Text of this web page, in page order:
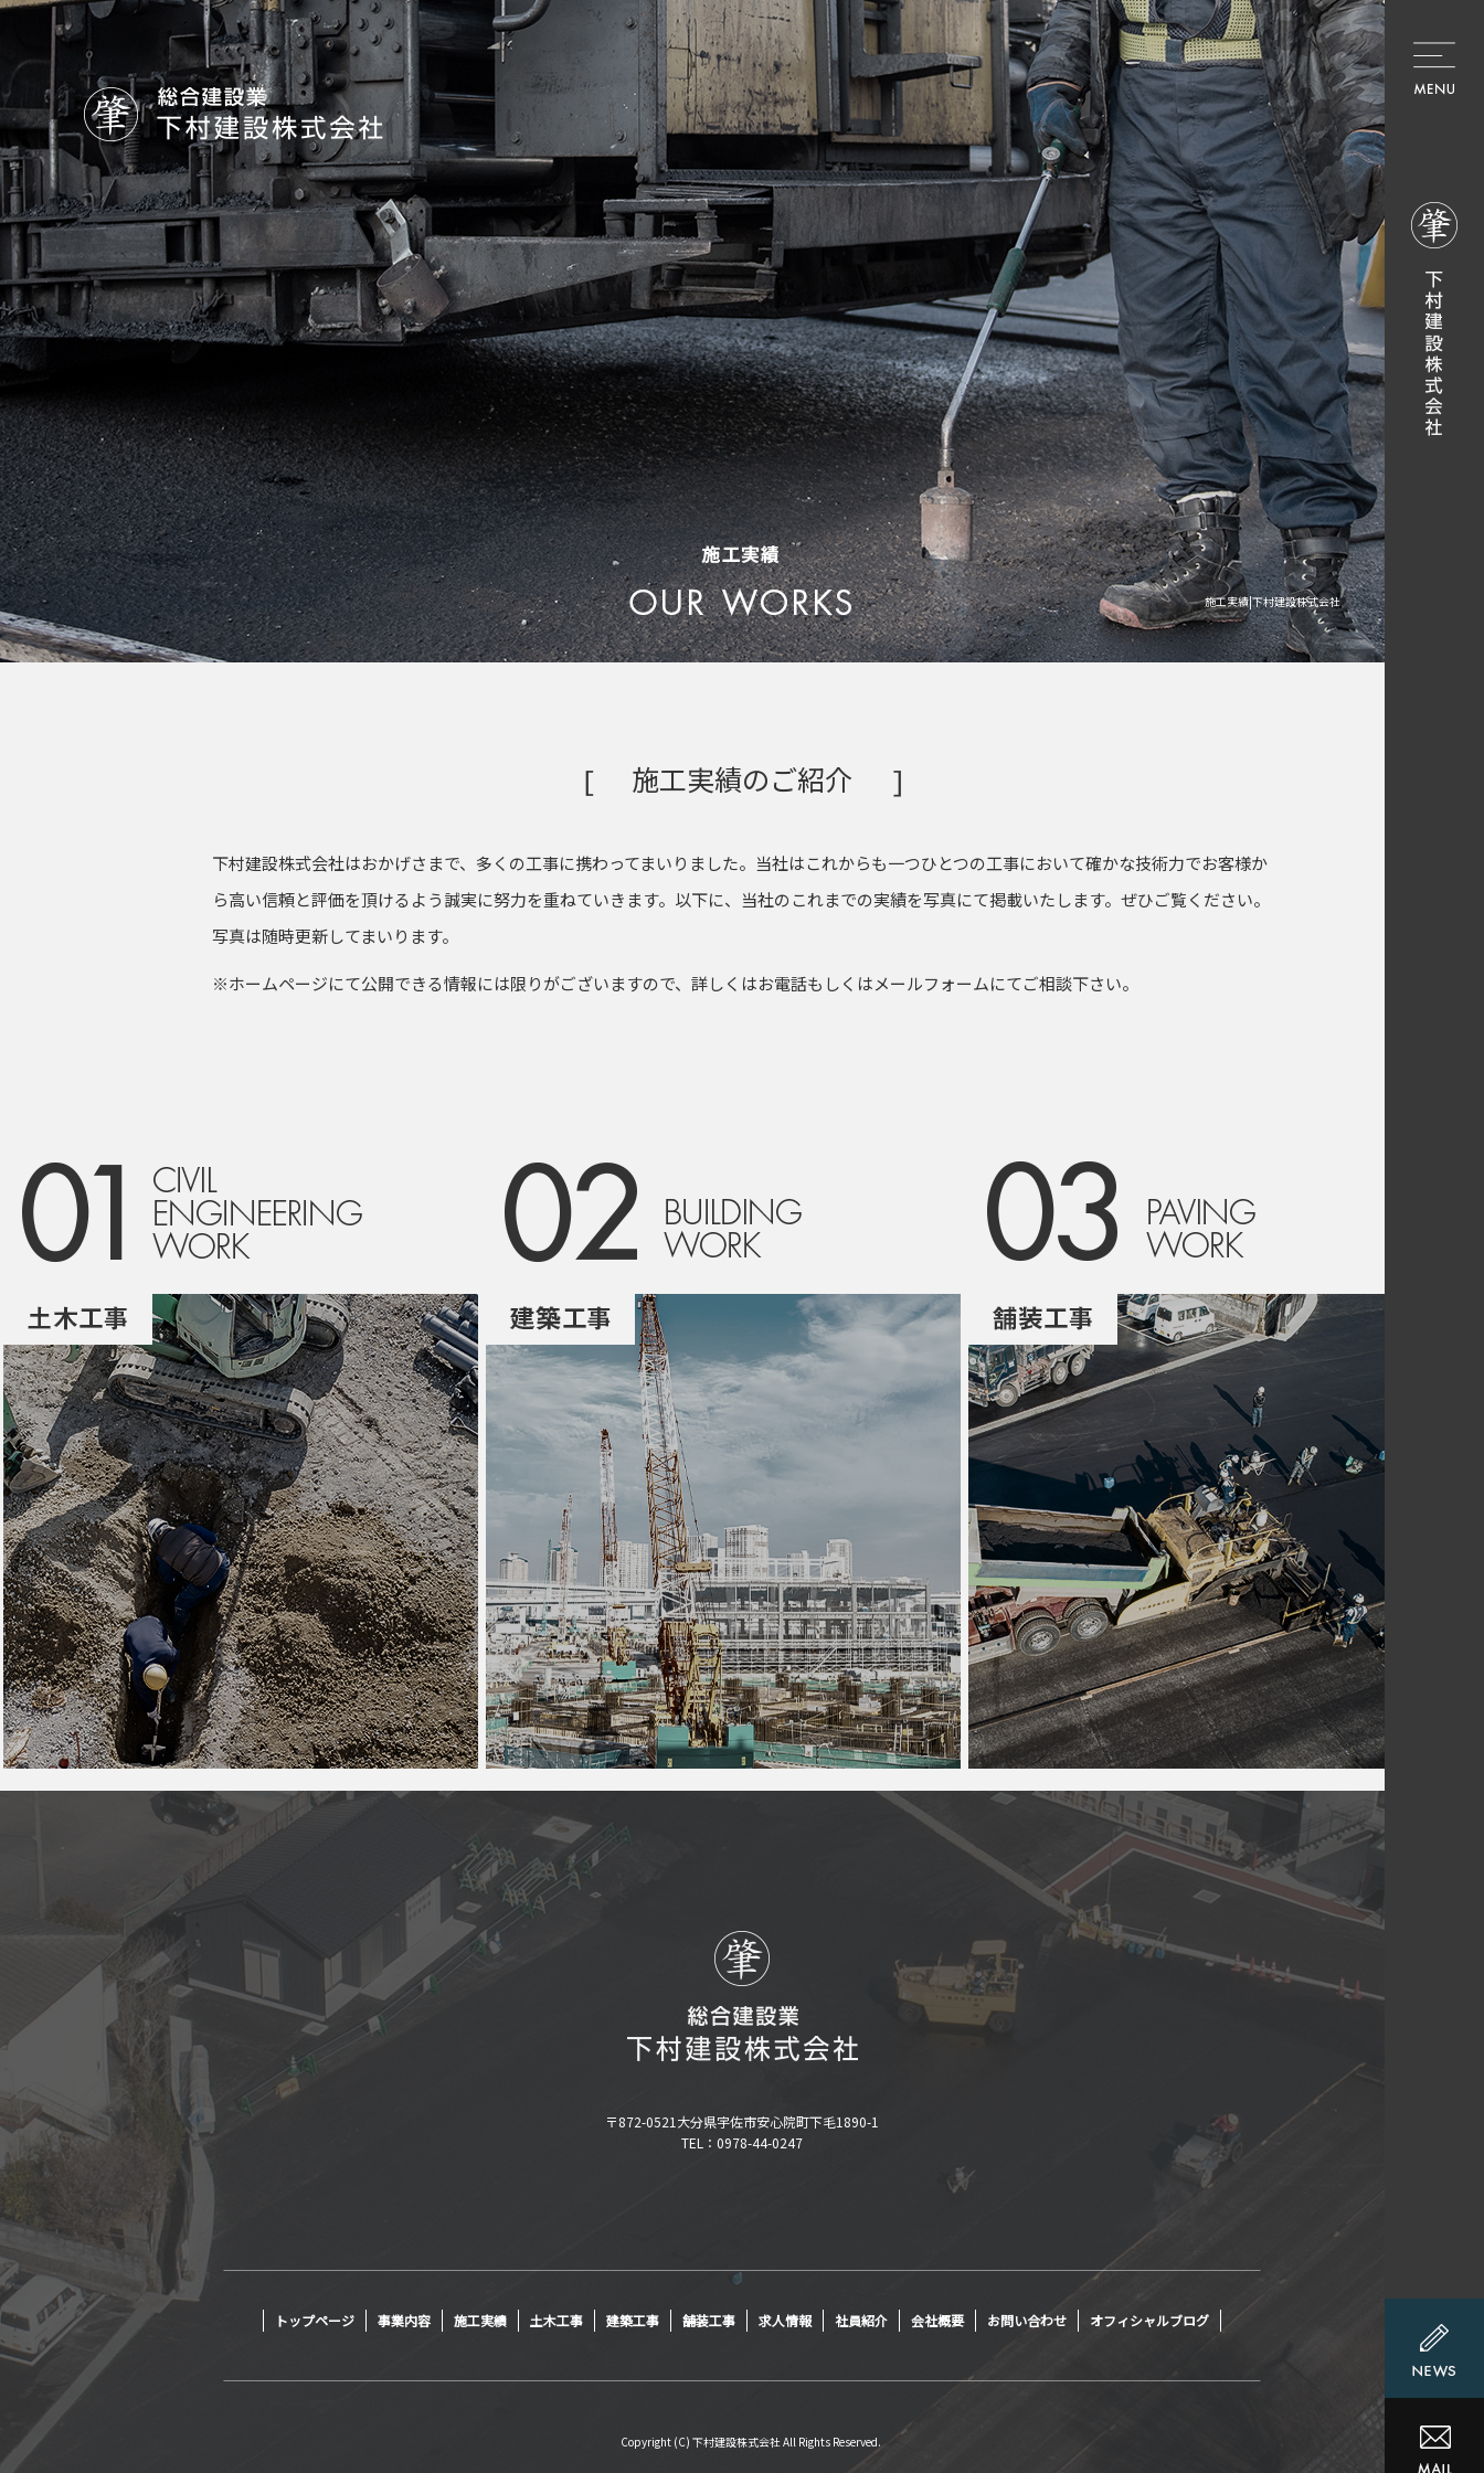
施工実績|下村建設株式会社
施工実績のご紹介
下村建設株式会社はおかげさまで、多くの工事に携わってまいりました。当社はこれからも一つひとつの工事において確かな技術力でお客様か
ら高い信頼と評価を頂けるよう誠実に努力を重ねていきます。以下に、当社のこれまでの実績を写真にて掲載いたします。ぜひご覧ください。
写真は随時更新してまいります。
※ホームページにて公開できる情報には限りがございますので、詳しくはお電話もしくはメールフォームにてご相談下さい。
トップページ 事業内容 施工実績 土木工事 建築工事 舗装工事 求人情報 社員紹介 会社概要 お問い合わせ オフィシャルブログ
〒872-0521大分県宇佐市安心院町下毛1890-1
TEL：0978-44-0247
Copyright (C) 下村建設株式会社 All Rights Reserved.